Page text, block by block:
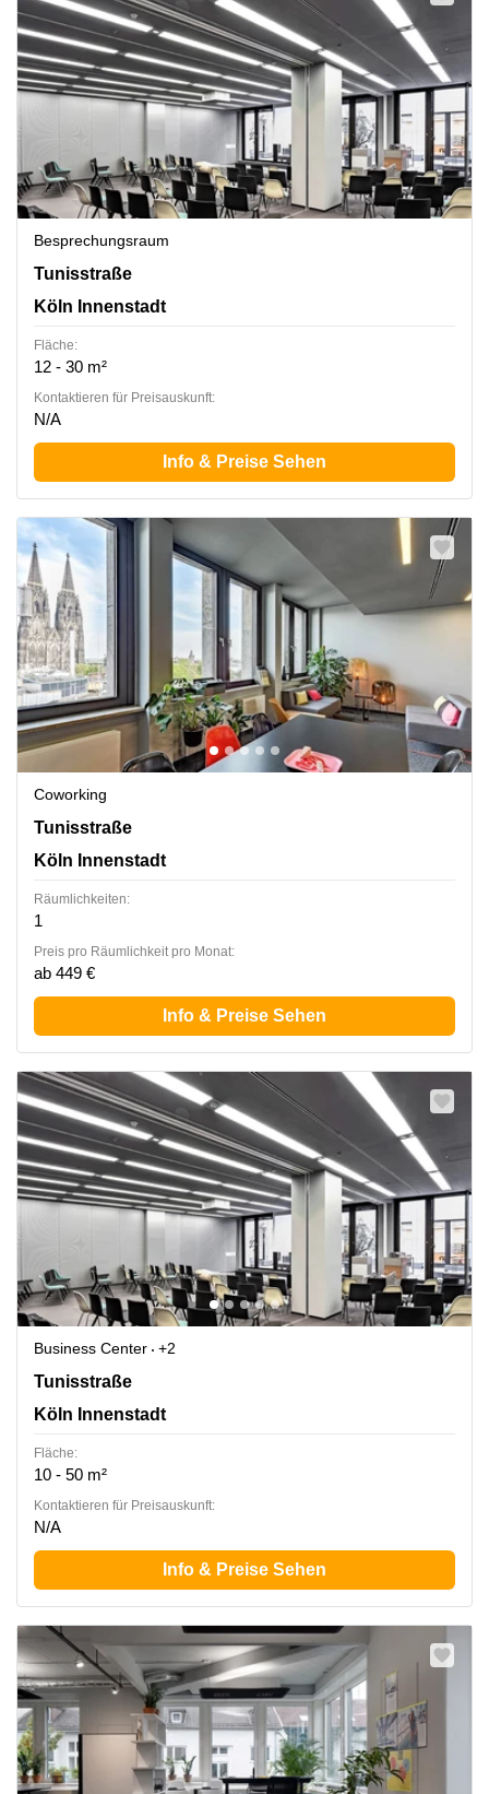
Besprechungsraum
Tunisstraße 19-23, Köln Innenstadt
Tunisstraße
Köln Innenstadt
Fläche:
12 - 30 m²
Kontaktieren für Preisauskunft:
N/A
Info & Preise Sehen
Coworking
Tunisstraße 19-23, Köln Innenstadt
Tunisstraße
Köln Innenstadt
Räumlichkeiten:
1
Preis pro Räumlichkeit pro Monat:
ab 449 €
Info & Preise Sehen
Business Center
+2
Tunisstraße 19-23, Köln Innenstadt
Tunisstraße
Köln Innenstadt
Fläche:
10 - 50 m²
Kontaktieren für Preisauskunft:
N/A
Info & Preise Sehen